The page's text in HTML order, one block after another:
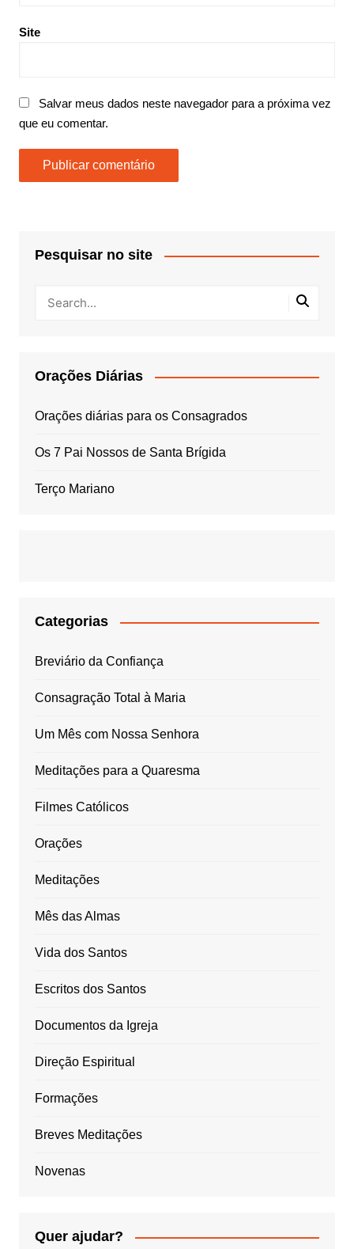
Site
Salvar meus dados neste navegador para a próxima vez
que eu comentar.
Pesquisar no site
Orações Diárias
Orações diárias para os Consagrados
Os 7 Pai Nossos de Santa Brígida
Terço Mariano
Categorias
Breviário da Confiança
Consagração Total à Maria
Um Mês com Nossa Senhora
Meditações para a Quaresma
Filmes Católicos
Orações
Meditações
Mês das Almas
Vida dos Santos
Escritos dos Santos
Documentos da Igreja
Direção Espiritual
Formações
Breves Meditações
Novenas
Quer ajudar?